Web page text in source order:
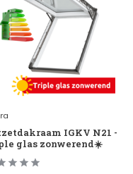
IGKV N21 -
glas zonwerend☀️